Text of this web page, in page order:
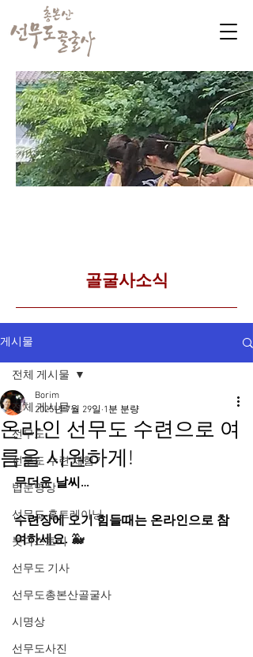
​골굴사소식
게시물
전체 게시물
선무도
선무도 수련 체험기
법문명상
선무도 홈트레이닝
붓다스토리
선무도 기사
선무도총본산골굴사
시명상
선무도사진
전체 게시물
온라인 선무도 수련으로 여
름을 시원하게!
Borim
2025년 7월 29일 1분 분량
무더운 날씨…
수련장에 오기 힘들때는 온라인으로 참
여하세요. 🐳